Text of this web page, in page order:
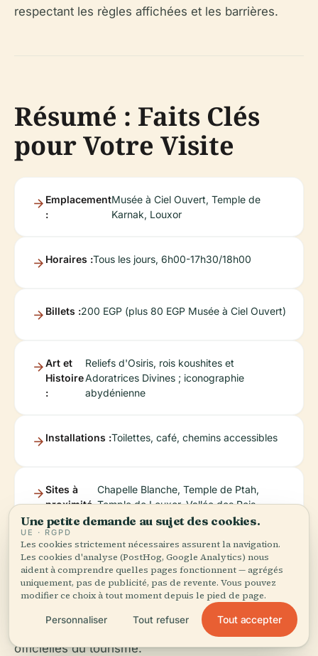
respectant les règles affichées et les barrières.
Résumé : Faits Clés
pour Votre Visite
Emplacement
:
Musée à Ciel Ouvert, Temple de
Karnak, Louxor
Horaires :Tous les jours, 6h00-17h30/18h00
Billets :200 EGP (plus 80 EGP Musée à Ciel Ouvert)
Art et
Histoire
:
Reliefs d'Osiris, rois koushites et
Adoratrices Divines ; iconographie
abydénienne
Installations :Toilettes, café, chemins accessibles
Sites à
proximité
:
Chapelle Blanche, Temple de Ptah,
Temple de Louxor, Vallée des Rois
Pour une expérience optimale, utilisez des
ressources numériques telles que l'application
Audiala pour des visites audio et consultez les
dernières mises à jour sur les plateformes
officielles du tourisme.
Une petite demande au sujet des cookies.
UE · RGPD
Les cookies strictement nécessaires assurent la navigation.
Les cookies d'analyse (PostHog, Google Analytics) nous
aident à comprendre quelles pages fonctionnent — agrégés
uniquement, pas de publicité, pas de revente. Vous pouvez
modifier ce choix à tout moment depuis le pied de page.
Personnaliser Tout refuser Tout accepter